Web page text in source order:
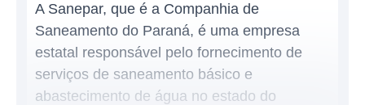
A Sanepar, que é a Companhia de
Saneamento do Paraná, é uma empresa
estatal responsável pelo fornecimento de
serviços de saneamento básico e
abastecimento de água no estado do